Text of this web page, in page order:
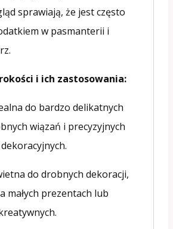
sprawiają, że jest często
w pasmanterii i
i ich zastosowania:
do bardzo delikatnych
wiązań i precyzyjnych
do drobnych dekoracji,
małych prezentach lub